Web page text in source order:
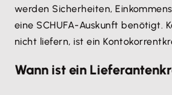
werden Sicherheiten,
eine SCHUFA-Auskunft benötigt.
nicht liefern, ist ein
Wann ist ein